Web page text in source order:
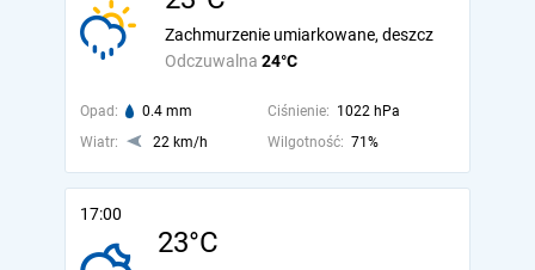
Odczuwalna 24°C
Zachmurzenie umiarkowane, deszcz
Opad: 0.4 mm Ciśnienie: 1022 hPa
Wiatr:
22 km/h Wilgotność: 71%
17:00
23°C